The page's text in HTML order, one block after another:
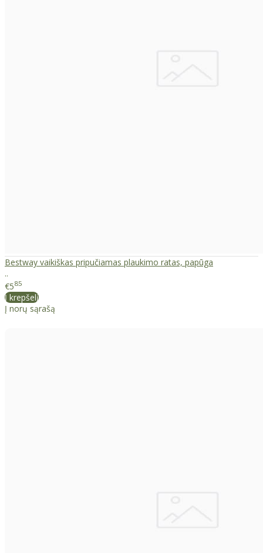
Bestway vaikiškas pripučiamas plaukimo ratas, papūga
..
€585
Į krepšelį
Į norų sąrašą